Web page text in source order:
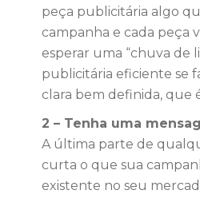
peça publicitária algo
campanha e cada peça
esperar uma “chuva de
publicitária eficiente se
clara bem definida, que
2 – Tenha uma
A última parte de
curta o que sua
existente no seu